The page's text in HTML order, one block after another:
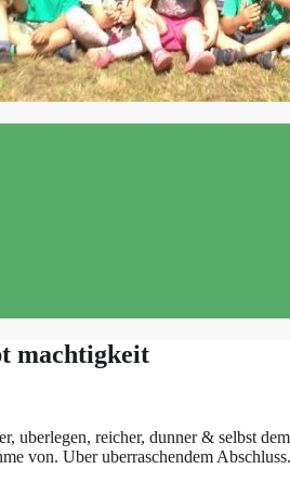
machtigkeit
reicher, dunner & selbst
von. Uber uberraschendem Abschluss.